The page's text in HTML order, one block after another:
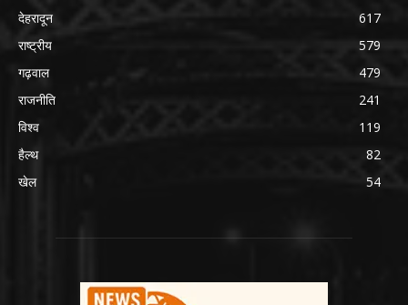
देहरादून
617
राष्ट्रीय
579
गढ़वाल
479
राजनीति
241
विश्व
119
हैल्थ
82
खेल
54